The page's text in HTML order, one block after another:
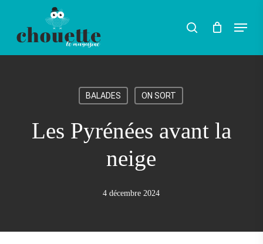
Rechercher
search Menu
BALADES ON SORT
Les Pyrénées avant la
neige
4 décembre 2024